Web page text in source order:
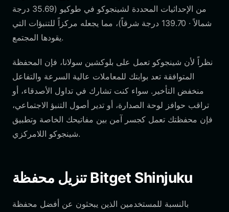
من الإحداثيات المحددة لشينجوكو في طوكيو (35.69 درجة
شمالاً · 139.70 درجة شرقاً)، مما يجعله مركزاً للتنبؤات التي
يقودها المجتمع.
نظراً لأن شينجوكو تعمل على بلوكشين سولانا، فإن المحفظة
المتوافقة تعد بوابتك للمعاملات عالية السرعة والتفاعل
منخفض التأخير. سواء كنت تشارك في تداول الأصدقاء، أو
تراقب حوافز لوحة الصدارة، أو تدير أصول التنبؤ الاجتماعي،
فإن محفظتك تعمل كجسر آمن بين مفاتيحك الخاصة وتطبيق
شينجوكو اللامركزي.
تنزيل محفظة Bitget Shinjuku
بالنسبة للمستخدمين الذين يبحثون عن أفضل محفظة